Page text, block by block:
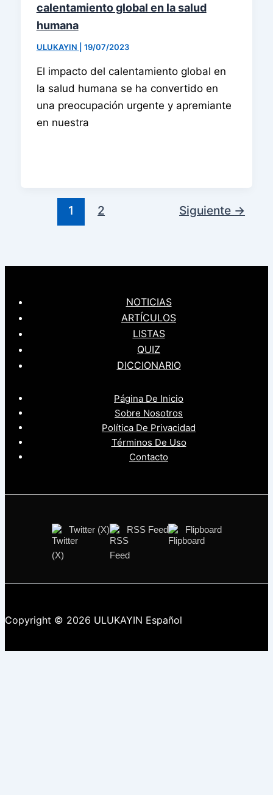
calentamiento global en la salud
humana
ULUKAYIN 19/07/2023
El impacto del calentamiento global en
la salud humana se ha convertido en
una preocupación urgente y apremiante
en nuestra
1 2 Siguiente →
NOTICIAS
ARTÍCULOS
LISTAS
QUIZ
DICCIONARIO
Página De Inicio
Sobre Nosotros
Política De Privacidad
Términos De Uso
Contacto
Twitter (X) RSS Feed Flipboard
Copyright © 2026 ULUKAYIN Español